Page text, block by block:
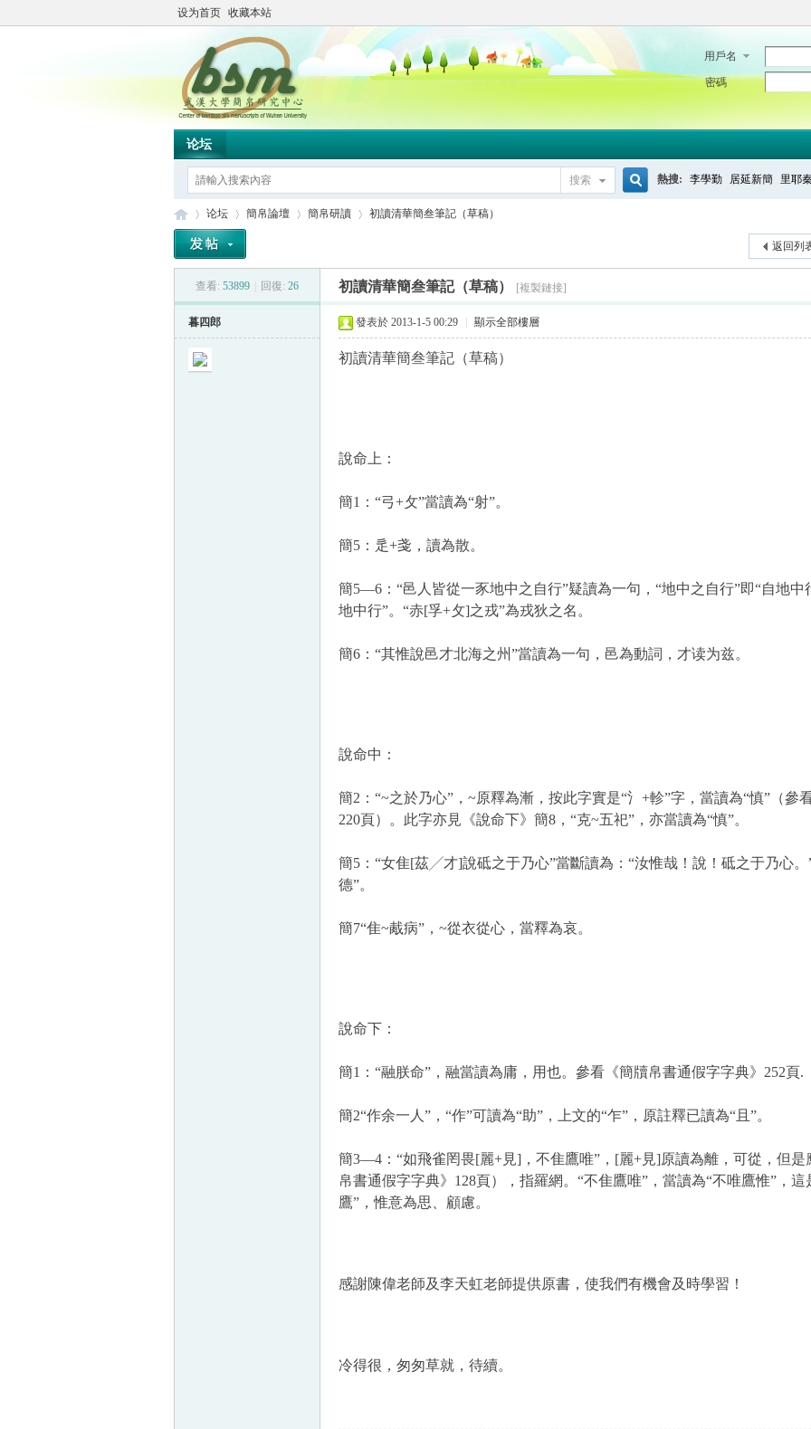
设为首页 收藏本站
用戶名
密碼
论坛
搜索 熱搜: 李學勤 居延新簡 里耶
论坛
›
簡帛論壇
›
簡帛研讀
›
初讀清華簡叁筆記（草稿）
返回列
查看: 53899 回復: 26 初讀清華簡叁筆記（草稿） [複製鏈接]
暮四郎 發表於 2013-1-5 00:29 顯示全部樓層
初讀清華簡叁筆記（草稿）
說命上：
簡1 ：“弓+攵”當讀為“射”。
簡5 ：辵+戔，讀為散。
簡5—6 ：“邑人皆從一豕地中之自行”疑讀為一句，“地中之自行”即“自地中
地中行”。“赤[孚+攵]之戎”為戎狄之名。
簡6 ：“其惟說邑才北海之州”當讀為一句，邑為動詞，才读为兹。
說命中：
簡2 ：“~之於乃心”， ~原釋為漸，按此字實是“氵 +軫”字，當讀為“慎”（參
220頁）。此字亦見《說命下》簡8 ，“克~五祀”，亦當讀為“慎”。
簡5 ：“女隹[茲╱才]說砥之于乃心”當斷讀為：“汝惟哉！說！砥之于乃心
德”。
簡7“隹~胾病”， ~從衣從心，當釋為哀。
說命下 ：
簡1 ：“融朕命”，融當讀為庸，用也。參看 《簡牘帛書通假字字典》 252頁.
簡2“作余一人”，“作”可讀為“助”，上文的“乍”，原註釋已讀為“且”。
簡3—4 ：“如飛雀罔畏[麗+見] ，不隹鷹唯”， [麗+見]原讀為離，可從，但是
帛書通假字字典》 128頁），指羅網。“不隹鷹唯”，當讀為“不唯鷹惟”，
鷹”，惟意為思、顧慮。
感謝陳偉老師及李天虹老師提供原書，使我們有機會及時學習！
冷得很，匆匆草就，待續。